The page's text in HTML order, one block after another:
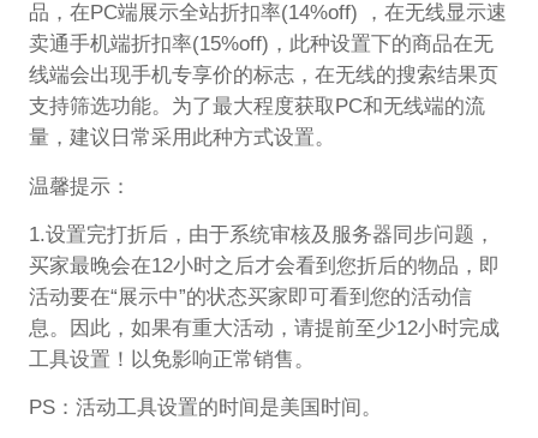
品，在PC端展示全站折扣率(14%off) ，在无线显示速
卖通手机端折扣率(15%off)，此种设置下的商品在无
线端会出现手机专享价的标志，在无线的搜索结果页
支持筛选功能。为了最大程度获取PC和无线端的流
量，建议日常采用此种方式设置。
温馨提示：
1.设置完打折后，由于系统审核及服务器同步问题，
买家最晚会在12小时之后才会看到您折后的物品，即
活动要在“展示中”的状态买家即可看到您的活动信
息。因此，如果有重大活动，请提前至少12小时完成
工具设置！以免影响正常销售。
PS：活动工具设置的时间是美国时间。